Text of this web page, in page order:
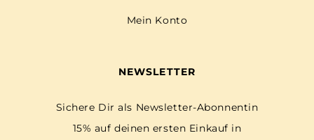
Mein Konto
NEWSLETTER
Sichere Dir als Newsletter-Abonnentin
15% auf deinen ersten Einkauf in